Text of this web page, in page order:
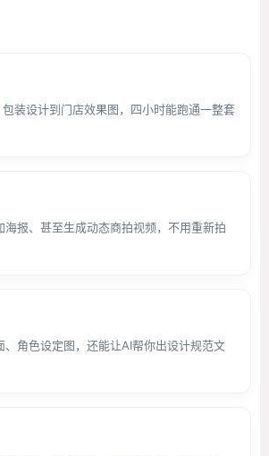
装设计到门店效果图，四小时能跑通一整套
海报、甚至生成动态商拍视频，不用重新拍
、角色设定图，还能让AI帮你出设计规范文